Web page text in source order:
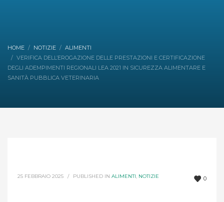
HOME NOTIZIE
ALIMENTI
VERIFICA DELL’EROGAZIONE DELLE PRESTAZIONI E CERTIFICAZIONE
DEGLI ADEMPIMENTI REGIONALI LEA 2021 IN SICUREZZA ALIMENTARE E
SANITÀ PUBBLICA VETERINARIA
0
25 FEBBRAIO 2025 / PUBLISHED IN ALIMENTI, NOTIZIE